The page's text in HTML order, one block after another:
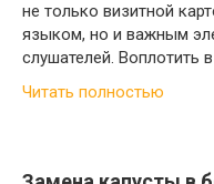
не только визитной
языком, но и важным
слушателей. Воплотить
Читать полностью